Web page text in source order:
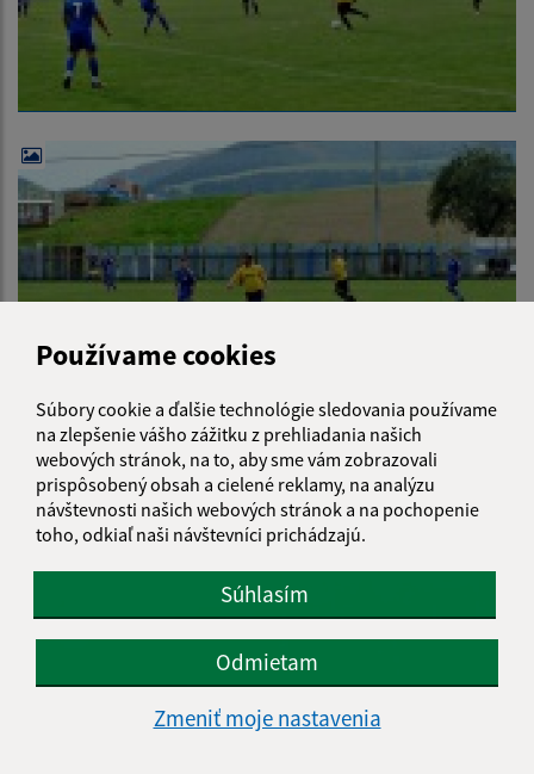
Používame cookies
Súbory cookie a ďalšie technológie sledovania používame
na zlepšenie vášho zážitku z prehliadania našich
webových stránok, na to, aby sme vám zobrazovali
prispôsobený obsah a cielené reklamy, na analýzu
návštevnosti našich webových stránok a na pochopenie
toho, odkiaľ naši návštevníci prichádzajú.
Súhlasím
Odmietam
Zmeniť moje nastavenia